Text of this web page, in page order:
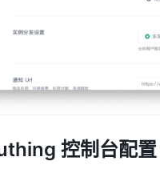
控制台配